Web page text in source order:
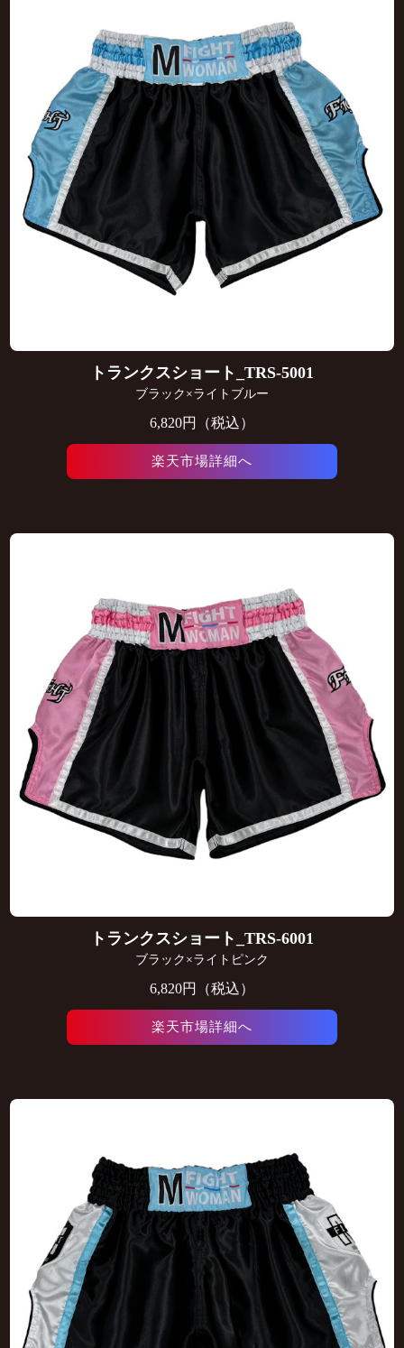
トランクスショート_TRS-5001
ブラック×ライトブルー
6,820円（税込）
楽天市場詳細へ
トランクスショート_TRS-6001
ブラック×ライトピンク
6,820円（税込）
楽天市場詳細へ